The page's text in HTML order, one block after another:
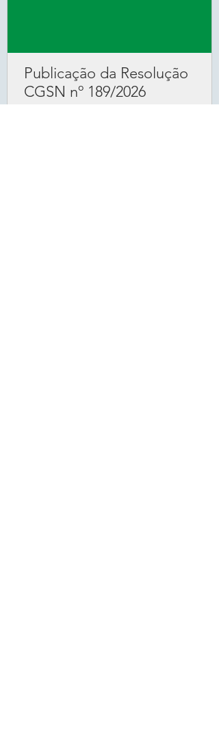
Publicação da Resolução
CGSN nº 189/2026